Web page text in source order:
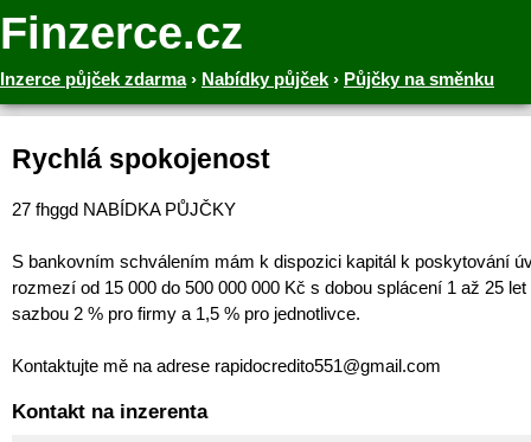
Finzerce.cz
Inzerce půjček zdarma› Nabídky půjček › Půjčky na směnku
Rychlá spokojenost
27 fhggd NABÍDKA PŮJČKY
S bankovním schválením mám k dispozici kapitál k poskytování
rozmezí od 15 000 do 500 000 000 Kč s dobou splácení 1 až 25
sazbou 2 % pro firmy a 1,5 % pro jednotlivce.
Kontaktujte mě na adrese rapidocredito551@gmail.com
Kontakt na inzerenta